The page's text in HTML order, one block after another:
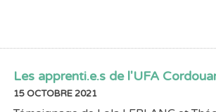
Les apprenti.e.s de l'UFA
15 OCTOBRE 2021